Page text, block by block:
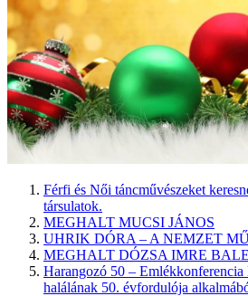
Férfi és Női táncművészeket
társulatok.
MEGHALT MUCSI JÁNOS
UHRIK DÓRA – A NEMZET
MEGHALT DÓZSA IMRE
Harangozó 50 –
halálának 50. évfordulója